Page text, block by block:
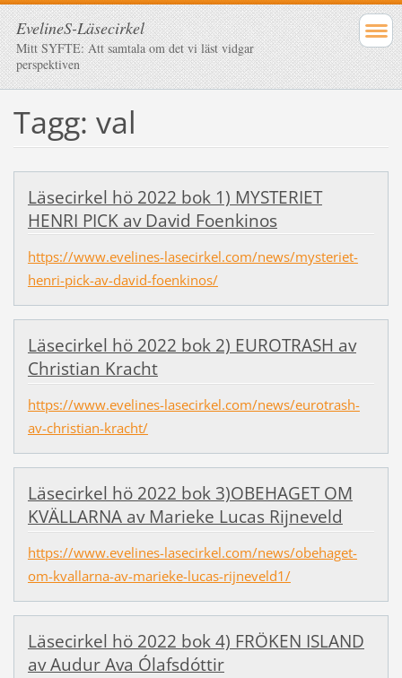
EvelineS-Läsecirkel
Mitt SYFTE: Att samtala om det vi läst vidgar
perspektiven
Tagg: val
Läsecirkel hö 2022 bok 1) MYSTERIET
HENRI PICK av David Foenkinos
https://www.evelines-lasecirkel.com/news/mysteriet-
henri-pick-av-david-foenkinos/
Läsecirkel hö 2022 bok 2) EUROTRASH av
Christian Kracht
https://www.evelines-lasecirkel.com/news/eurotrash-
av-christian-kracht/
Läsecirkel hö 2022 bok 3)OBEHAGET OM
KVÄLLARNA av Marieke Lucas Rijneveld
https://www.evelines-lasecirkel.com/news/obehaget-
om-kvallarna-av-marieke-lucas-rijneveld1/
Läsecirkel hö 2022 bok 4) FRÖKEN ISLAND
av Audur Ava Ólafsdóttir